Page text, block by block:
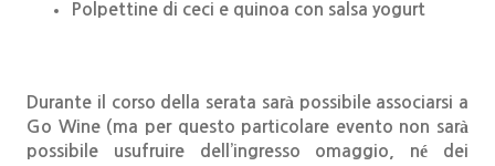
Polpettine di ceci e quinoa con salsa yogurt
Durante il corso della serata sarà possibile associarsi a
Go Wine ( ma per questo particolare evento non sarà
possibile usufruire dell’ingresso omaggio, né dei